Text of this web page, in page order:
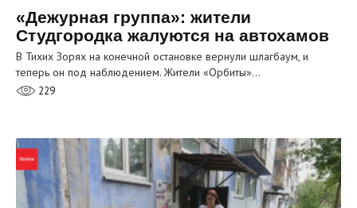
«Дежурная группа»: жители
Студгородка жалуются на автохамов
В Тихих Зорях на конечной остановке вернули шлагбаум, и
теперь он под наблюдением. Жители «Орбиты»…
229